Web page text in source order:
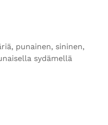
punainen, sininen,
sydämellä